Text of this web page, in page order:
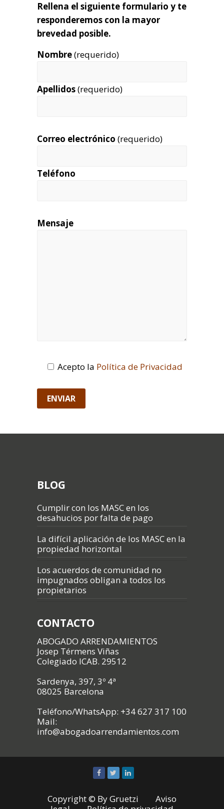
Rellena el siguiente formulario y te
responderemos con la mayor
brevedad posible.
Nombre(requerido)
Apellidos(requerido)
Correo electrónico (requerido)
Teléfono
Mensaje
Acepto la Política de Privacidad
BLOG
Cumplir con los MASC en los
desahucios por falta de pago
La difícil aplicación de los MASC en la
propiedad horizontal
Los acuerdos de comunidad no
impugnados obligan a todos los
propietarios
CONTACTO
ABOGADO ARRENDAMIENTOS
Josep Térmens Viñas
Colegiado ICAB. 29512
Sardenya, 397, 3º 4ª
08025 Barcelona
Teléfono/WhatsApp: +34 627 317 100
Mail:
info@abogadoarrendamientos.com
Copyright © ByGruetzi
Aviso